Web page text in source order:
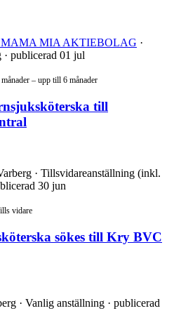
MIA AKTIEBOLAG ·
· publicerad 01 jul
månader – upp till 6 månader
till
· Tillsvidareanställning (inkl.
30 jun
vidare
sökes till Kry BVC
· Vanlig anställning · publicerad